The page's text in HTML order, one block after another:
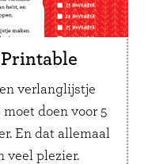
verlanglijstje
doen voor 5
En dat allemaal
veel plezier.